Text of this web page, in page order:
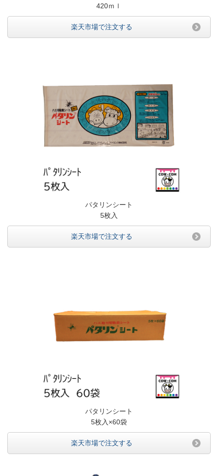
420ｍｌ
楽天市場で注文する
パタリンシート
5枚入
楽天市場で注文する
パタリンシート
5枚入×60袋
楽天市場で注文する